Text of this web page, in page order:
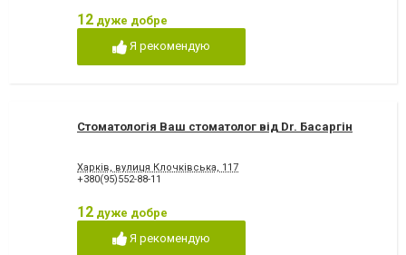
12 дуже добре
Я рекомендую
Стоматологія Ваш стоматолог від Dr. Басаргін
Харків, вулиця Клочківська, 117
+380(95)552-88-11
12 дуже добре
Я рекомендую